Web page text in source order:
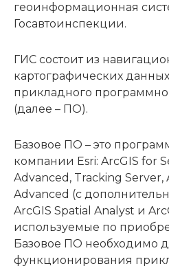
геоинформационная
Госавтоинспекции.
ГИС состоит из
картографических
прикладного
(далее – ПО).
Базовое ПО – это
компании Esri: ArcGIS for
Advanced, Tracking Server,
Advanced (с
ArcGIS Spatial Analyst и
используемые по
Базовое ПО необходимо
функционирования